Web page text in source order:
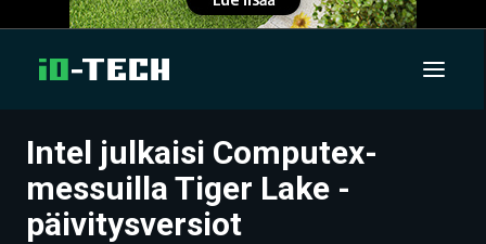
UUTISET
ARTIKKELIT
Intel julkaisi Computex-
messuilla Tiger Lake -
päivitysversiot